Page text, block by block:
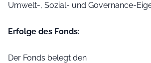
Umwelt-, Sozial- und Governance-
Erfolge des Fonds:
Der Fonds belegt den